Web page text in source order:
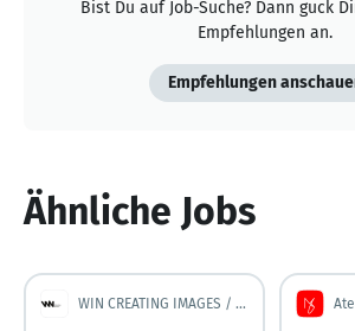
Bist Du auf Job-Suche? Dann guck
Empfehlungen an.
Empfehlungen
Ähnliche Jobs
WIN CREATING IMAGES / WINdesign GmbH / WINcommunication